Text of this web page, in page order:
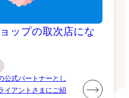
ップの取次店にな
公式パートナーとし
イアントさまにご紹